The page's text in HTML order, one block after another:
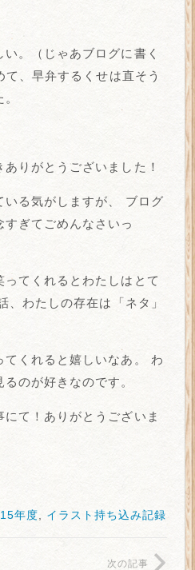
。（じゃあブログに書く
、早弁するくせは直そう
りがとうございました！
る気がしますが、
ブログ
ぎてごめんなさいっ
ってくれるとわたしはとて
、わたしの存在は「ネタ」
くれると嬉しいなあ。
わ
のが好きなのです。
て！ありがとうございま
年度 イラスト持ち込み記録
次の記事